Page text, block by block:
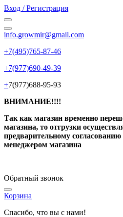
Вход / Регистрация
info.growmir@gmail.com
+7(495)765-87-46
+7(977)690-49-39
+7(977)688-95-93
ВНИМАНИЕ!!!!
Так как магазин временно
магазина, то отгрузки
предварительному согласованию
менеджером магазина
Обратный звонок
Корзина
Спасибо, что вы с нами!